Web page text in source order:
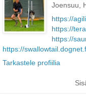
Joensuu,
https://
https://
https://
https://
Tarkastele profiilia